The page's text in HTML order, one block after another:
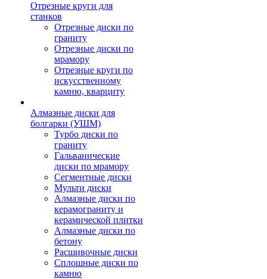
Отрезные круги для
станков
Отрезные диски по
граниту
Отрезные диски по
мрамору
Отрезные круги по
искусственному
камню, кварциту
Алмазные диски для
болгарки (УШМ)
Турбо диски по
граниту
Гальванические
диски по мрамору
Сегментные диски
Мульти диски
Алмазные диски по
керамограниту и
керамической плитки
Алмазные диски по
бетону
Расшивочные диски
Сплошные диски по
камню